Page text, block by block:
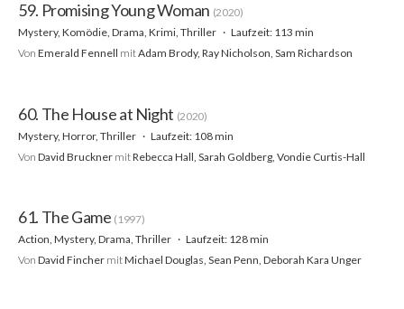
59. Promising Young Woman (2020)
Mystery, Komödie, Drama, Krimi, Thriller
Laufzeit: 113 min
Von Emerald Fennell mitAdam Brody, Ray Nicholson, Sam Richardson
60. The House at Night (2020)
Mystery, Horror, Thriller
Laufzeit: 108 min
Von David Bruckner mitRebecca Hall, Sarah Goldberg, Vondie Curtis-Hall
61. The Game (1997)
Action, Mystery, Drama, Thriller
Laufzeit: 128 min
Von David Fincher mitMichael Douglas, Sean Penn, Deborah Kara Unger